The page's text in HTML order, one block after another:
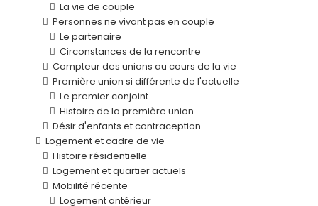
La vie de couple
Personnes ne vivant pas en couple
Le partenaire
Circonstances de la rencontre
Compteur des unions au cours de la vie
Première union si différente de l'actuelle
Le premier conjoint
Histoire de la première union
Désir d'enfants et contraception
Logement et cadre de vie
Histoire résidentielle
Logement et quartier actuels
Mobilité récente
Logement antérieur